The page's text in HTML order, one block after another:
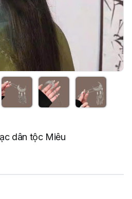
dân tộc Miêu